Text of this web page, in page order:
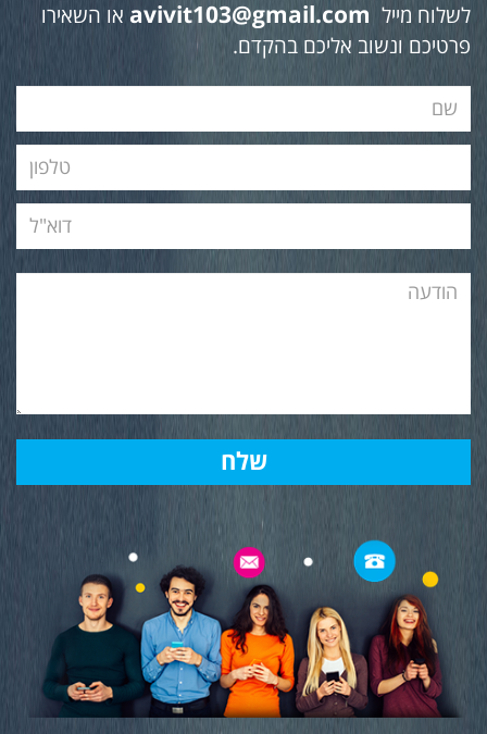
לשלוח מייל avivit103@gmail.com או השאירו
פרטיכם ונשוב אליכם בהקדם.